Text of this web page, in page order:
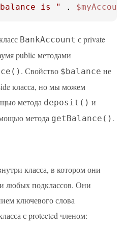
balance is " .
BankAccount с private
public методами
. Свойство $balance не
класса, но мы можем
метода deposit() и
метода getBalance() .
класса, в котором они
любых подклассов. Они
ключевого слова
с protected членом: